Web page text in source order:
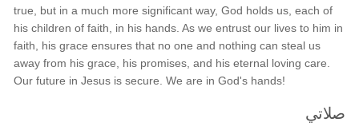
true, but in a much more significant way, God holds us, each of
his children of faith, in his hands. As we entrust our lives to him in
faith, his grace ensures that no one and nothing can steal us
away from his grace, his promises, and his eternal loving care.
Our future in Jesus is secure. We are in God's hands!
صلاتي